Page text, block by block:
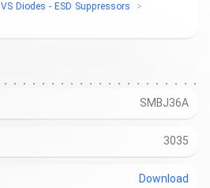
Diodes - ESD Suppressors
SMBJ36A
3035
Download